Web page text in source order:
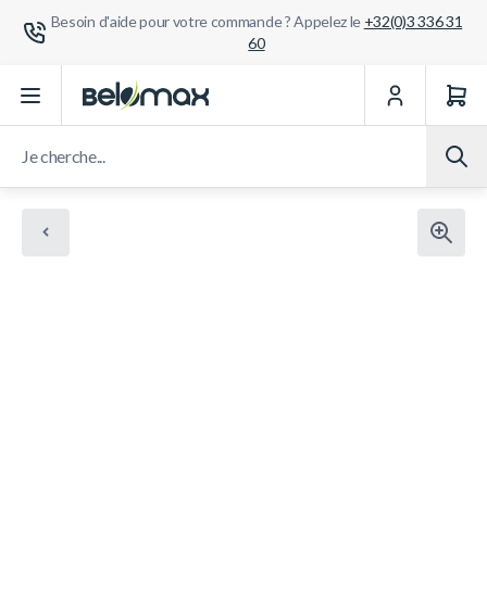
Besoin d'aide pour votre commande ? Appelez le +32(0)3 336 31
60